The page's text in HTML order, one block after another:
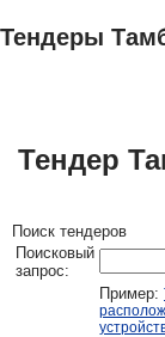
Тендеры
Тендер
Поиск тендеров
Поисковый
запрос:
Пример: